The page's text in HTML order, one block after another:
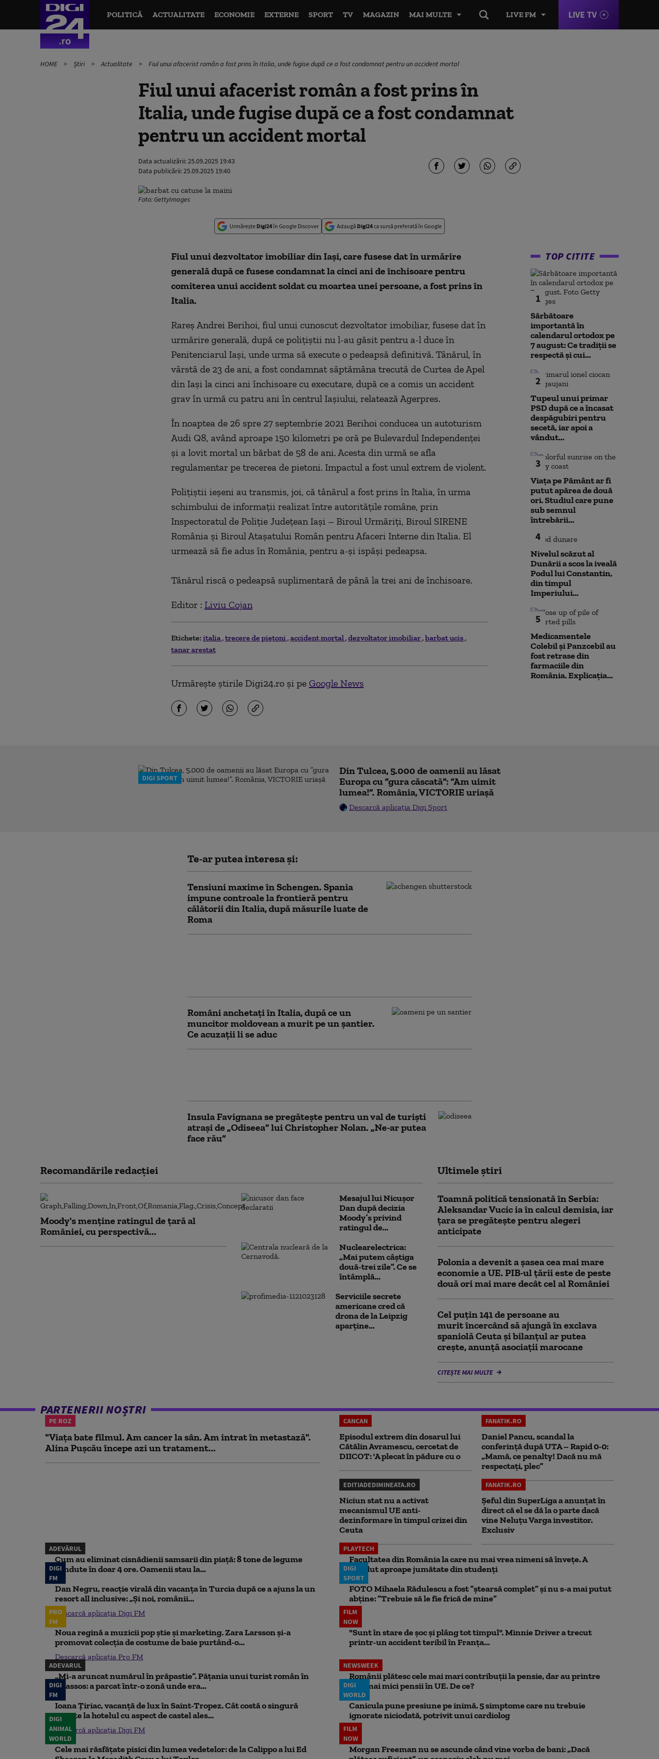
LIVE FM LIVE TV
POLITICĂ ACTUALITATE ECONOMIE EXTERNE SPORT TV MAGAZIN MAI MULTE
HOME Știri Actualitate Fiul unui afacerist român a fost prins în Italia, unde fugise după ce a fost condamnat pentru un accident mortal
Fiul unui afacerist român a fost prins în
Italia, unde fugise după ce a fost condamnat
pentru un accident mortal
Data actualizării:25.09.2025 19:43
Data publicării:25.09.2025 19:40
Foto: GettyImages
Urmărește Digi24în Google Discover Adaugă Digi24ca sursă preferată în Google
Fiul unui dezvoltator imobiliar din Iaşi, care fusese dat în urmărire
generală după ce fusese condamnat la cinci ani de închisoare pentru
comiterea unui accident soldat cu moartea unei persoane, a fost prins în
Italia.
Rareş Andrei Berihoi, fiul unui cunoscut dezvoltator imobiliar, fusese dat în
urmărire generală, după ce poliţiştii nu l-au găsit pentru a-l duce în
Penitenciarul Iaşi, unde urma să execute o pedeapsă definitivă. Tânărul, în
vârstă de 23 de ani, a fost condamnat săptămâna trecută de Curtea de Apel
din Iaşi la cinci ani închisoare cu executare, după ce a comis un accident
grav în urmă cu patru ani în centrul Iaşiului, relatează Agerpres.
În noaptea de 26 spre 27 septembrie 2021 Berihoi conducea un autoturism
Audi Q8, având aproape 150 kilometri pe oră pe Bulevardul Independenţei
şi a lovit mortal un bărbat de 58 de ani. Acesta din urmă se afla
regulamentar pe trecerea de pietoni. Impactul a fost unul extrem de violent.
Poliţiştii ieşeni au transmis, joi, că tânărul a fost prins în Italia, în urma
schimbului de informaţii realizat între autorităţile române, prin
Inspectoratul de Poliţie Judeţean Iaşi – Biroul Urmăriţi, Biroul SIRENE
România şi Biroul Ataşatului Român pentru Afaceri Interne din Italia. El
urmează să fie adus în România, pentru a-şi ispăşi pedeapsa.
Tânărul riscă o pedeapsă suplimentară de până la trei ani de închisoare.
Editor : Liviu Cojan
Etichete: italia trecere de pietoni accident mortal dezvoltator imobiliar barbat ucis
tanar arestat
Urmărește știrile Digi24.ro și pe Google News
TOP CITITE
1
Sărbătoare
importantă în
calendarul ortodox pe
7 august: Ce tradiții se
respectă și cui...
2
Tupeul unui primar
PSD după ce a încasat
despăgubiri pentru
secetă, iar apoi a
vândut...
3
Viața pe Pământ ar fi
putut apărea de două
ori. Studiul care pune
sub semnul
întrebării...
4
Nivelul scăzut al
Dunării a scos la iveală
Podul lui Constantin,
din timpul
Imperiului...
5
Medicamentele
Colebil și Panzcebil au
fost retrase din
farmaciile din
România. Explicația...
DIGI SPORT
Din Tulcea, 5.000 de oamenii au lăsat
Europa cu ”gura căscată”: ”Am uimit
lumea!”. România, VICTORIE uriașă
Descarcă aplicația Digi Sport
Te-ar putea interesa și:
Tensiuni maxime în Schengen. Spania
impune controale la frontieră pentru
călătorii din Italia, după măsurile luate de
Roma
Români anchetați în Italia, după ce un
muncitor moldovean a murit pe un șantier.
Ce acuzații li se aduc
Insula Favignana se pregăteşte pentru un val de turişti
atraşi de „Odiseea” lui Christopher Nolan. „Ne-ar putea
face rău”
Recomandările redacţiei
Moody's menține ratingul de țară al
României, cu perspectivă...
Mesajul lui Nicușor
Dan după decizia
Moody’s privind
ratingul de...
Nuclearelectrica:
„Mai putem câștiga
două-trei zile”. Ce se
întâmplă...
Serviciile secrete
americane cred că
drona de la Leipzig
aparține...
Ultimele știri
Toamnă politică tensionată în Serbia:
Aleksandar Vucic ia în calcul demisia, iar
țara se pregătește pentru alegeri
anticipate
Polonia a devenit a șasea cea mai mare
economie a UE. PIB-ul țării este de peste
două ori mai mare decât cel al României
Cel puţin 141 de persoane au
murit încercând să ajungă în exclava
spaniolă Ceuta şi bilanţul ar putea
creşte, anunță asociații marocane
CITEȘTE MAI MULTE
PARTENERII NOȘTRI
PE ROZ
"Viața bate filmul. Am cancer la sân. Am intrat în metastază".
Alina Pușcău începe azi un tratament...
CANCAN
Episodul extrem din dosarul lui
Cătălin Avramescu, cercetat de
DIICOT: 'A plecat în pădure cu o
FANATIK.RO
Daniel Pancu, scandal la
conferință după UTA – Rapid 0-0:
„Mamă, ce penalty! Dacă nu mă
respectați, plec”
EDITIADEDIMINEATA.RO
Niciun stat nu a activat
mecanismul UE anti-
dezinformare în timpul crizei din
Ceuta
FANATIK.RO
Șeful din SuperLiga a anunțat în
direct că el se dă la o parte dacă
vine Neluțu Varga investitor.
Exclusiv
ADEVĂRUL
Cum au eliminat cisnădienii samsarii din piață: 8 tone de legume
vândute în doar 4 ore. Oamenii stau la...
PLAYTECH
Facultatea din România la care nu mai vrea nimeni să înveţe. A
pierdut aproape jumătate din studenţi
DIGI
FM
Dan Negru, reacție virală din vacanța în Turcia după ce a ajuns la un
resort all inclusive: „Și noi, românii...
Descarcă aplicația Digi FM
DIGI
SPORT
FOTO Mihaela Rădulescu a fost ”ștearsă complet” și nu s-a mai putut
abține: ”Trebuie să le fie frică de mine”
PRO
FM
Noua regină a muzicii pop știe și marketing. Zara Larsson și-a
promovat colecția de costume de baie purtând-o...
Descarcă aplicația Pro FM
FILM
NOW
"Sunt în stare de șoc și plâng tot timpul". Minnie Driver a trecut
printr-un accident teribil în Franța...
ADEVARUL
„Mi-a aruncat numărul în prăpastie”. Pățania unui turist român în
Thassos: a parcat într-o zonă unde era...
NEWSWEEK
Românii plătesc cele mai mari contribuții la pensie, dar au printre
cele mai mici pensii în UE. De ce?
DIGI
FM
Ioana Țiriac, vacanță de lux în Saint-Tropez. Cât costă o singură
noapte la hotelul cu aspect de castel ales...
Descarcă aplicația Digi FM
DIGI
WORLD
Canicula pune presiune pe inimă. 5 simptome care nu trebuie
ignorate niciodată, potrivit unui cardiolog
DIGI
ANIMAL
WORLD
Cele mai răsfățate pisici din lumea vedetelor: de la Calippo a lui Ed
FILM
NOW
Morgan Freeman nu se ascunde când vine vorba de bani: „Dacă